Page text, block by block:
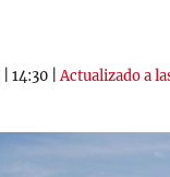
14:30 |Actualizado a